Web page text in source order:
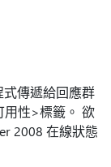
傳遞給回應群
用性>標籤。 欲
2008 在線狀態